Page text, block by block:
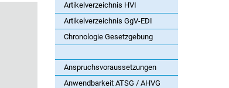
Artikelverzeichnis HVI
Artikelverzeichnis GgV-EDI
Chronologie Gesetzgebung
Anspruchsvoraussetzungen
Anwendbarkeit ATSG / AHVG